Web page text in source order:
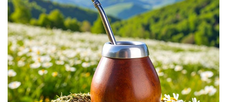
sempre più popolare in tutto il mondo, grazie alle sue
proprietà energizzanti, ai suoi benefici per la salute e al
suo gusto unico. Se siete arrivati qui, probabilmente vi
starete chiedendo dove acquistare la yerba mate e quale
sia il posto migliore per il vostro primo (o prossimo!)
acquisto. Anche se la yerba mate appare sempre più
spesso nei negozi, sono i negozi online a offrire la
gamma più ampia, prezzi interessanti e una
convenienza a cui è difficile resistere. Scoprite perché